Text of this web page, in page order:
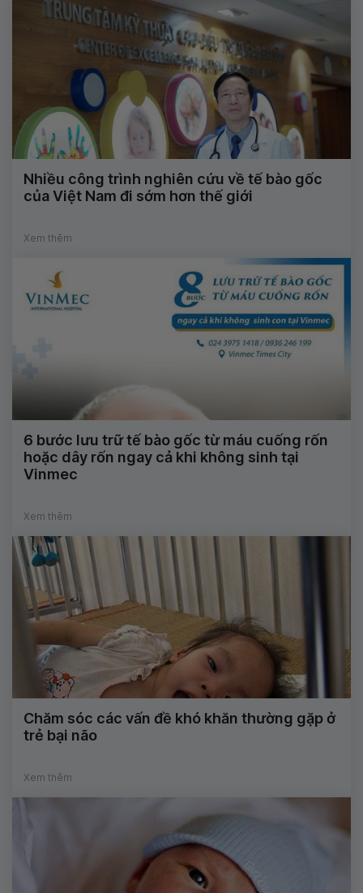
Nhiều công trình nghiên cứu về tế bào gốc
của Việt Nam đi sớm hơn thế giới
Xem thêm
6 bước lưu trữ tế bào gốc từ máu cuống rốn
hoặc dây rốn ngay cả khi không sinh tại
Vinmec
Xem thêm
Chăm sóc các vấn đề khó khăn thường gặp ở
trẻ bại não
Xem thêm